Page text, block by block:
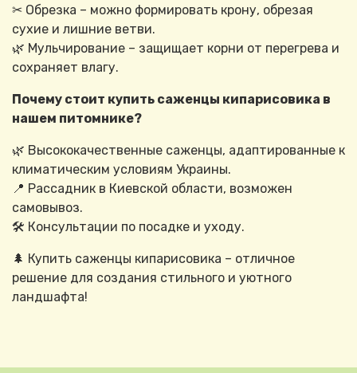
✂ Обрезка – можно формировать крону, обрезая
сухие и лишние ветви.
🌿 Мульчирование – защищает корни от перегрева и
сохраняет влагу.
Почему стоит купить саженцы кипарисовика в
нашем питомнике?
🌿 Высококачественные саженцы, адаптированные к
климатическим условиям Украины.
📍 Рассадник в Киевской области, возможен
самовывоз.
🛠 Консультации по посадке и уходу.
🌲 Купить саженцы кипарисовика – отличное
решение для создания стильного и уютного
ландшафта!